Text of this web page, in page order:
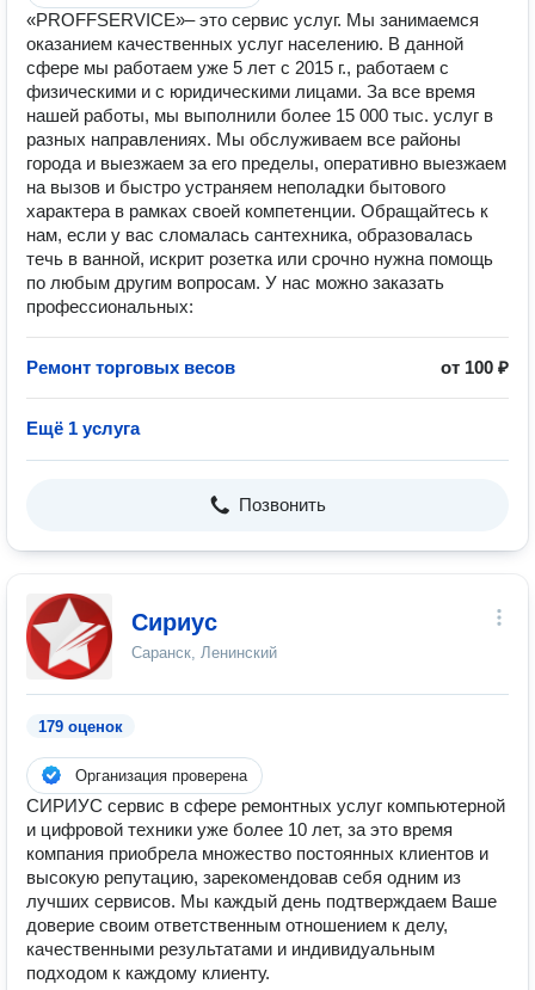
«PROFFSERVICE»– это сервис услуг. Мы занимаемся
оказанием качественных услуг населению. В данной
сфере мы работаем уже 5 лет c 2015 г., работаем с
физическими и с юридическими лицами. За все время
нашей работы, мы выполнили более 15 000 тыс. услуг в
разных направлениях. Мы обслуживаем все районы
города и выезжаем за его пределы, оперативно выезжаем
на вызов и быстро устраняем неполадки бытового
характера в рамках своей компетенции. Обращайтесь к
нам, если у вас сломалась сантехника, образовалась
течь в ванной, искрит розетка или срочно нужна помощь
по любым другим вопросам. У нас можно заказать
профессиональных:
Ремонт торговых весов от 100 ₽
Ещё 1 услуга
Позвонить
Сириус
Саранск, Ленинский
179 оценок
Организация проверена
СИРИУС сервис в сфере ремонтных услуг компьютерной
и цифровой техники уже более 10 лет, за это время
компания приобрела множество постоянных клиентов и
высокую репутацию, зарекомендовав себя одним из
лучших сервисов. Мы каждый день подтверждаем Ваше
доверие своим ответственным отношением к делу,
качественными результатами и индивидуальным
подходом к каждому клиенту.